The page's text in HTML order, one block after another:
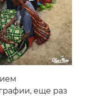
еще раз